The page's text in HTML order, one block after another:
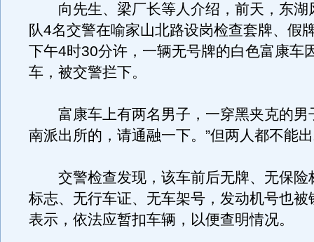
向先生、梁厂长等人介绍，前天，东湖
队4名交警在喻家山北路设岗检查套牌、假
下午4时30分许，一辆无号牌的白色富康车
车，被交警拦下。
富康车上有两名男子，一穿黑夹克的男
南派出所的，请通融一下。”但两人都不能
交警检查发现，该车前后无牌、无保险
标志、无行车证、无车架号，发动机号也被
表示，依法应暂扣车辆，以便查明情况。